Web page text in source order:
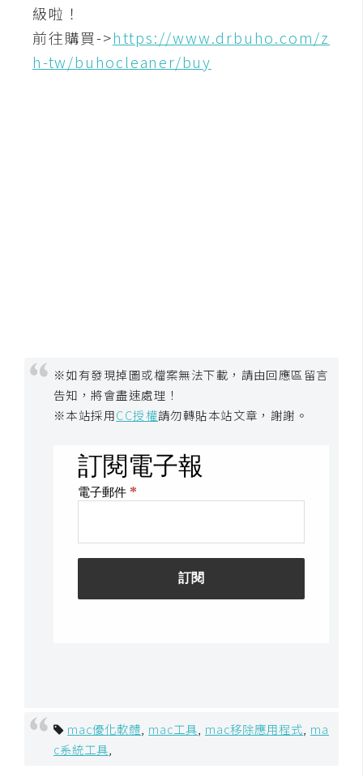
合
作
級啦！
前往購買->https://www.drbuho.com/z
h-tw/buhocleaner/buy
※如有發現掉圖或檔案無法下載，請由回應區留言
告知，將會盡速處理！
※本站採用CC授權請勿轉貼本站文章，謝謝。
mac優化軟體 mac工具 mac移除應用程式 ma
c系統工具